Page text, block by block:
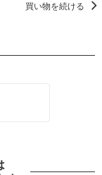
買い物を続ける